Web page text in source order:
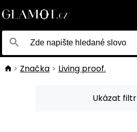
Značka Living proof.
Ukázat filtr